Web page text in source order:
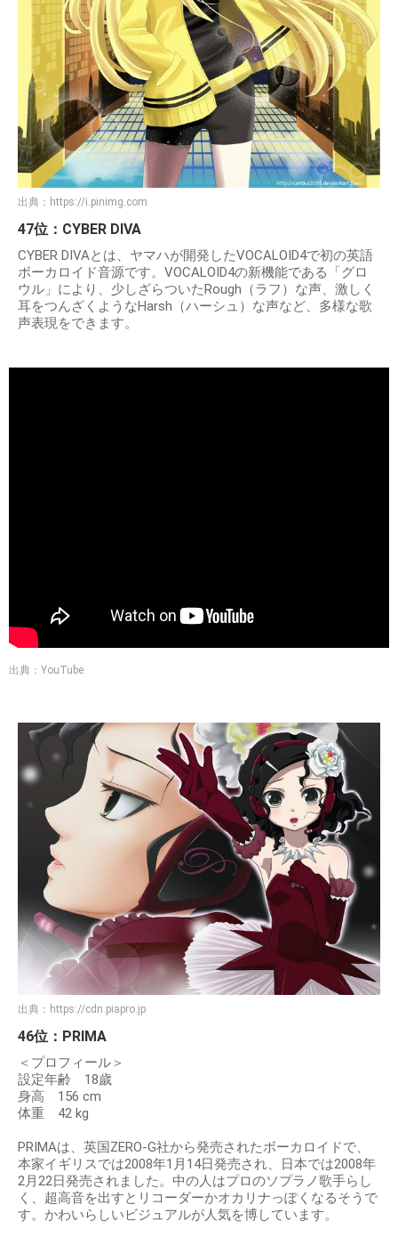
出典： https://i.pinimg.com
47位：CYBER DIVA
CYBER DIVAとは、ヤマハが開発したVOCALOID4で初の英語
ボーカロイド音源です。VOCALOID4の新機能である「グロ
ウル」により、少しざらついたRough（ラフ）な声、激しく
耳をつんざくようなHarsh（ハーシュ）な声など、多様な歌
声表現をできます。
出典：YouTube
出典： https://cdn.piapro.jp
46位：PRIMA
＜プロフィール＞
設定年齢 18歲
身高 156 cm
体重 42 kg
PRIMAは、英国ZERO-G社から発売されたボーカロイドで、
本家イギリスでは2008年1月14日発売され、日本では2008年
2月22日発売されました。中の人はプロのソプラノ歌手らし
く、超高音を出すとリコーダーかオカリナっぽくなるそうで
す。かわいらしいビジュアルが人気を博しています。